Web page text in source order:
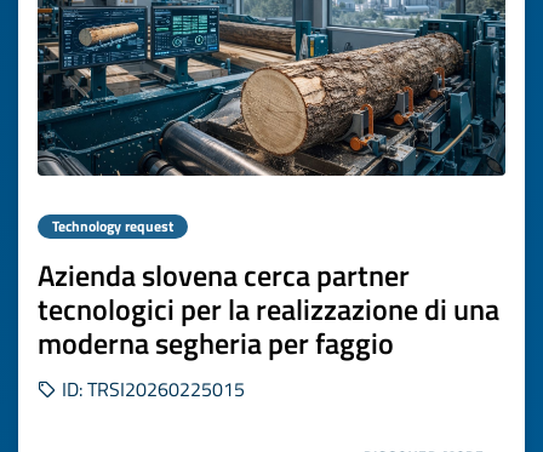
Technology request
Azienda slovena cerca partner
tecnologici per la realizzazione di una
moderna segheria per faggio
ID: TRSI20260225015